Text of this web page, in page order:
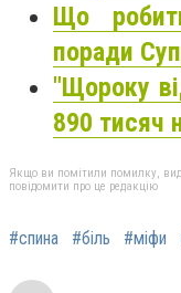
Що
поради
"Щороку
890 тисяч
Якщо ви помітили помилку,
повідомити про це редакцію
#спина #біль #міфи